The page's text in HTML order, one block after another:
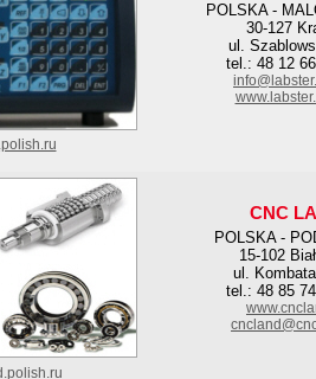
POLSKA -
30-127
ul.
tel.: 48 12
CNC
POLSKA -
15-102
ul.
tel.: 48 85